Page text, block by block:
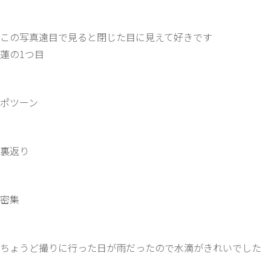
この写真遠目で見ると閉じた目に見えて好きです
蓮の1つ目
ポツーン
裏返り
密集
ちょうど撮りに行った日が雨だったので水滴がきれいでした